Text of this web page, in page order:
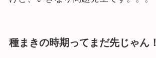
種まきの時期ってまだ先じゃん！